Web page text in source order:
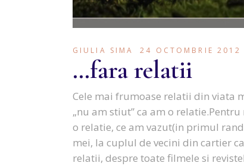
GIULIA SIMA 24 OCTOMBRIE 2012
…fara relatii
Cele mai frumoase relatii din viata
„nu am stiut” ca am o
o relatie, ce am vazut(in primul
mei, la cuplul de vecini din cartier
relatii, despre toate filmele si